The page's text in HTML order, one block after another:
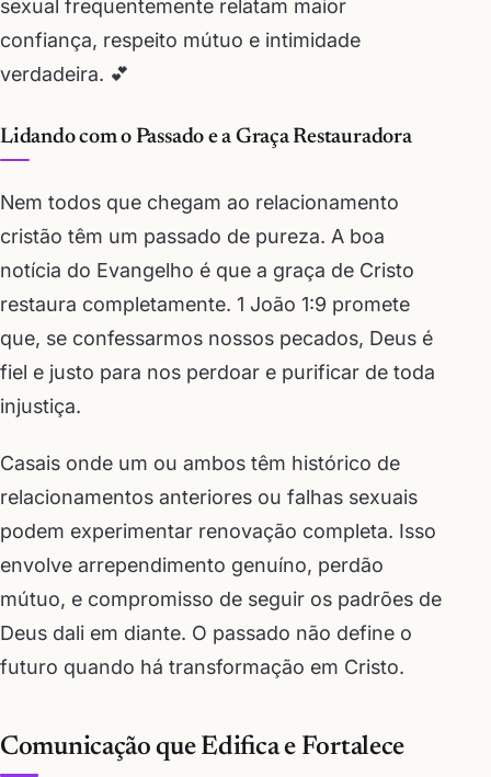
sexual frequentemente relatam maior
confiança, respeito mútuo e intimidade
verdadeira. 💕
Lidando com o Passado e a Graça Restauradora
Nem todos que chegam ao relacionamento
cristão têm um passado de pureza. A boa
notícia do Evangelho é que a graça de Cristo
restaura completamente. 1 João 1:9 promete
que, se confessarmos nossos pecados, Deus é
fiel e justo para nos perdoar e purificar de toda
injustiça.
Casais onde um ou ambos têm histórico de
relacionamentos anteriores ou falhas sexuais
podem experimentar renovação completa. Isso
envolve arrependimento genuíno, perdão
mútuo, e compromisso de seguir os padrões de
Deus dali em diante. O passado não define o
futuro quando há transformação em Cristo.
Comunicação que Edifica e Fortalece